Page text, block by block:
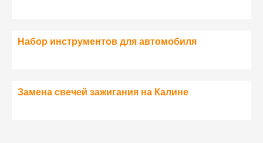
Набор инструментов для автомобиля
Замена свечей зажигания на Калине